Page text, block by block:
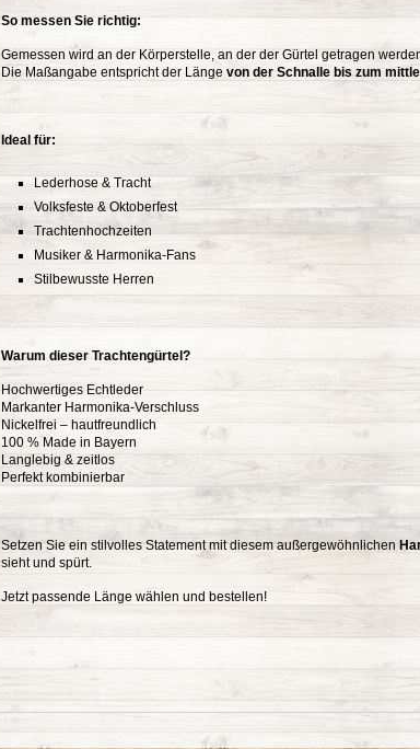
So messen Sie richtig:
Gemessen wird an der Körperstelle, an der der Gürtel getragen
Die Maßangabe entspricht der Länge von der Schnalle bis zum
Ideal für:
Lederhose & Tracht
Volksfeste & Oktoberfest
Trachtenhochzeiten
Musiker & Harmonika-Fans
Stilbewusste Herren
Warum dieser Trachtengürtel?
Hochwertiges Echtleder
Markanter Harmonika-Verschluss
Nickelfrei – hautfreundlich
100 % Made in Bayern
Langlebig & zeitlos
Perfekt kombinierbar
Setzen Sie ein stilvolles Statement mit diesem außergewöhnlichen
sieht und spürt.
Jetzt passende Länge wählen und bestellen!